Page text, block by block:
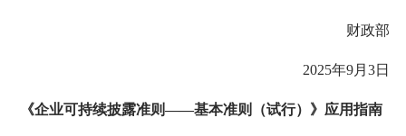
财政部
2025年9月3日
《企业可持续披露准则——基本准则（试行）》应用指南